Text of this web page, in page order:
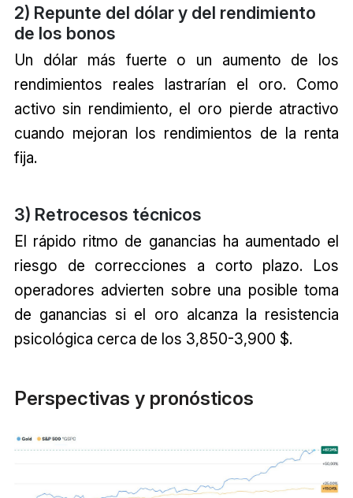
2) Repunte del dólar y del rendimiento
de los bonos
Un dólar más fuerte o un aumento de los
rendimientos reales lastrarían el oro. Como
activo sin rendimiento, el oro pierde atractivo
cuando mejoran los rendimientos de la renta
fija.
3) Retrocesos técnicos
El rápido ritmo de ganancias ha aumentado el
riesgo de correcciones a corto plazo. Los
operadores advierten sobre una posible toma
de ganancias si el oro alcanza la resistencia
psicológica cerca de los 3,850-3,900 $.
Perspectivas y pronósticos